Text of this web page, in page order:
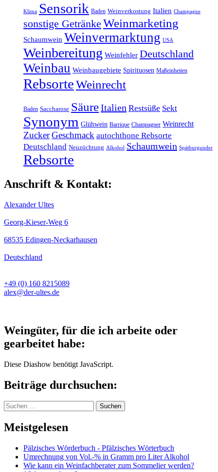
Klima Sensorik Baden Weinverkostung Italien Champagne
sonstige Getränke Weinmarketing
Schaumwein Weinvermarktung USA
Weinbereitung Weinfehler Deutschland
Weinbau Weinbaugebiete Spirituosen Maßeinheiten
RebsorteWeinrecht
Baden Saccharose SäureItalien Restsüße Sekt
Synonym Glühwein Barrique Champagner Weinrecht
ZuckerGeschmack autochthone Rebsorte
Deutschland Neuzüchtung Alkohol Schaumwein Spätburgunder
Rebsorte
Anschrift & Kontakt:
Alexander Ultes
Georg-Kieser-Weg 6
68535 Edingen-Neckarhausen
Deutschland
+49 (0) 160 8215089
alex@der-ultes.de
Weingüter, für die ich arbeite oder
gearbeitet habe:
Diese Diashow benötigt JavaScript.
Beiträge durchsuchen:
Suchen
nach:
Meistgelesen
Pälzisches Wörderbuch - Pfälzisches Wörterbuch
Umrechnung von Vol.-% in Gramm pro Liter Alkohol
Wie kann ein Weinfachberater zum Sommelier werden?